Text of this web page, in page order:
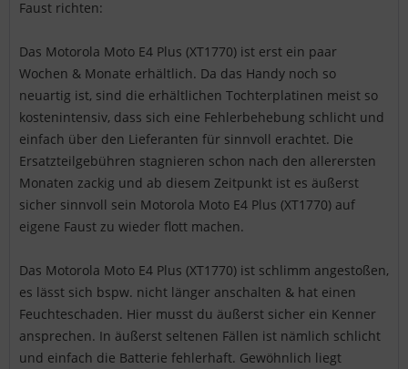
Faust richten:
Das Motorola Moto E4 Plus (XT1770) ist erst ein paar
Wochen & Monate erhältlich. Da das Handy noch so
neuartig ist, sind die erhältlichen Tochterplatinen meist so
kostenintensiv, dass sich eine Fehlerbehebung schlicht und
einfach über den Lieferanten für sinnvoll erachtet. Die
Ersatzteilgebühren stagnieren schon nach den allerersten
Monaten zackig und ab diesem Zeitpunkt ist es äußerst
sicher sinnvoll sein Motorola Moto E4 Plus (XT1770) auf
eigene Faust zu wieder flott machen.
Das Motorola Moto E4 Plus (XT1770) ist schlimm angestoßen,
es lässt sich bspw. nicht länger anschalten & hat einen
Feuchteschaden. Hier musst du äußerst sicher ein Kenner
ansprechen. In äußerst seltenen Fällen ist nämlich schlicht
und einfach die Batterie fehlerhaft. Gewöhnlich liegt